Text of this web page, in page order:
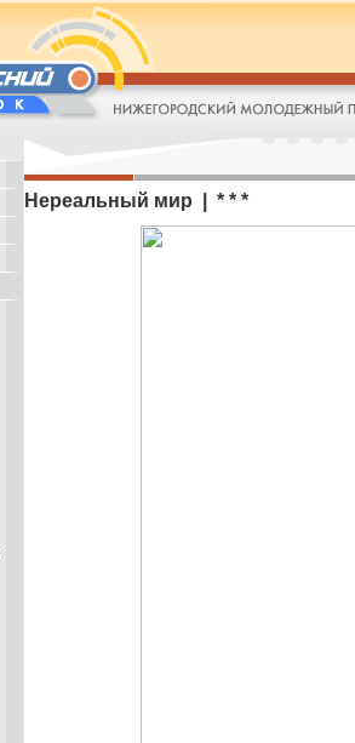
Нереальный мир | * * *